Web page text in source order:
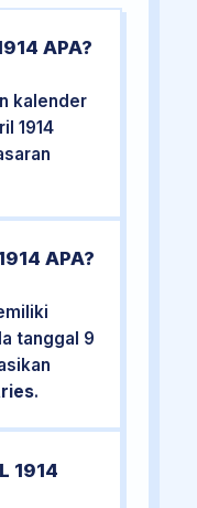
APA?
kalender
1914
APA?
tanggal 9
.
1914